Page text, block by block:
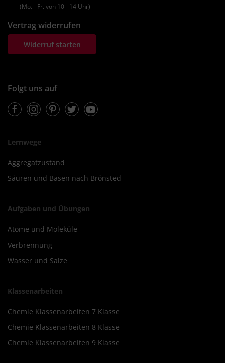
(Mo. ‐ Fr. von 10 ‐ 14 Uhr)
Vertrag widerrufen
Widerruf starten
Folgt uns auf
FacebookInstagramPinterestTwitterYoutube
Lernwege
Aggregatzustand
Säuren und Basen nach Brönsted
Aufgaben und Übungen
Atome und Moleküle
Verbrennung
Wasser und Salze
Klassenarbeiten
Chemie Klassenarbeiten 7 Klasse
Chemie Klassenarbeiten 8 Klasse
Chemie Klassenarbeiten 9 Klasse